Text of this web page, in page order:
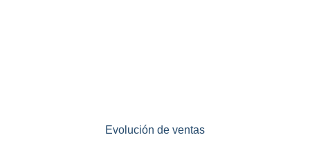
Evolución de ventas